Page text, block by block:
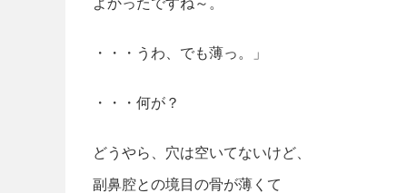
・・・うわ、でも薄っ。」
・・・何が？
どうやら、穴は空いてないけど、
副鼻腔との境目の骨が薄くて